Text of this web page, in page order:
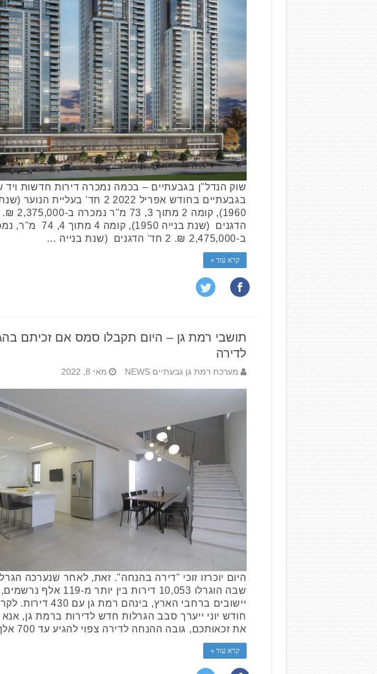
שוק הנדל"ן בגבעתיים – בכמה נמכרה דירות חדשות ויד
בגבעתיים בחודש אפריל 2022 2 חד' בעליית
הדגנים (שנת בנייה 1950), קומה 4
ב-2,475,000 ₪. 2 חד' הדגנים (שנת בנייה …
קרא עוד »
תושבי רמת גן – היום תקבלו סמס אם זכיתם
לדירה
מערכת רמת גן גבעתיים NEWS מאי 8, 2022
היום יוכרזו זוכי "דירה בהנחה". זאת, לאחר שנערכה
יישובים ברחבי הארץ, בינהם רמת גן עם 430
חודש יוני ייערך סבב הגרלות חדש לדירות ברמת גן, אנא
את זכאותכם, גובה ההנחה לדירה צפוי להגיע עד 700 אלף …
קרא עוד »